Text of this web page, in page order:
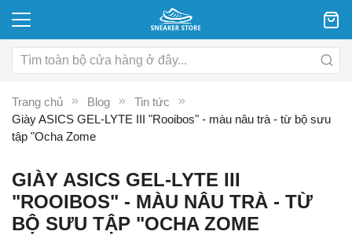
Trang chủ Blog
Tin tức
Giày ASICS GEL-LYTE III "Rooibos" - màu nâu trà - từ bộ sưu
tập "Ocha Zome
GIÀY ASICS GEL-LYTE III
"ROOIBOS" - MÀU NÂU TRÀ - TỪ
BỘ SƯU TẬP "OCHA ZOME